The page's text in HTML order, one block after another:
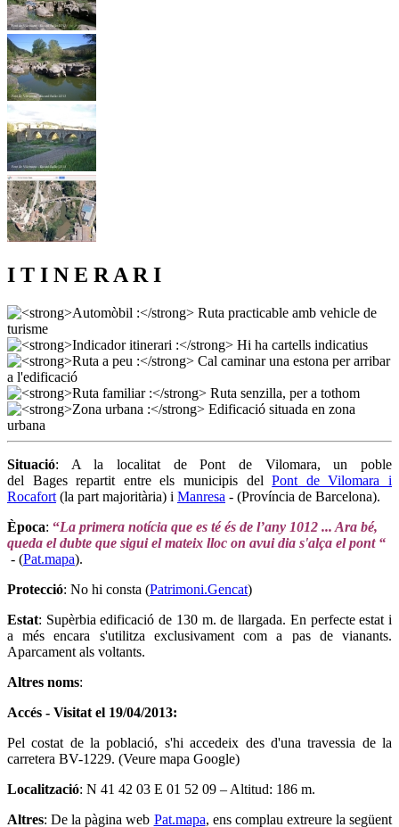
I T I N E R A R I
Situació: A la localitat de Pont de Vilomara, un poble
del Bages repartit entre els municipis delPont de Vilomara i
Rocafort (la part majoritària) i Manresa - (Província de Barcelona).
Època: “La primera notícia que es té és de l’any 1012 ... Ara bé,
queda el dubte que sigui el mateix lloc on avui dia s'alça el pont “
- (Pat.mapa).
Protecció: No hi consta (Patrimoni.Gencat)
Estat: Supèrbia edificació de 130 m. de llargada. En perfecte estat i
a més encara s'utilitza exclusivament com a pas de vianants.
Aparcament als voltants.
Altres noms:
Accés - Visitat el 19/04/2013:
Pel costat de la població, s'hi accedeix des d'una travessia de la
carretera BV-1229. (Veure mapa Google)
Localització: N 41 42 03 E 01 52 09 – Altitud: 186 m.
Altres: De la pàgina web Pat.mapa, ens complau extreure la següent